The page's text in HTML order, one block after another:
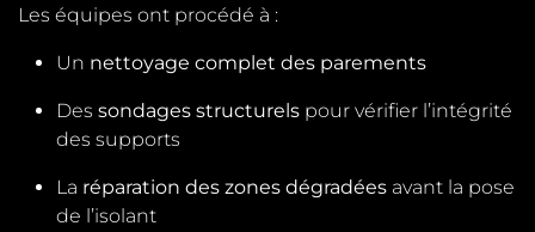
Les équipes ont procédé à :
Un nettoyage complet des parements
Des sondages structurels pour vérifier l’intégrité
des supports
La réparation des zones dégradées avant la pose
de l’isolant